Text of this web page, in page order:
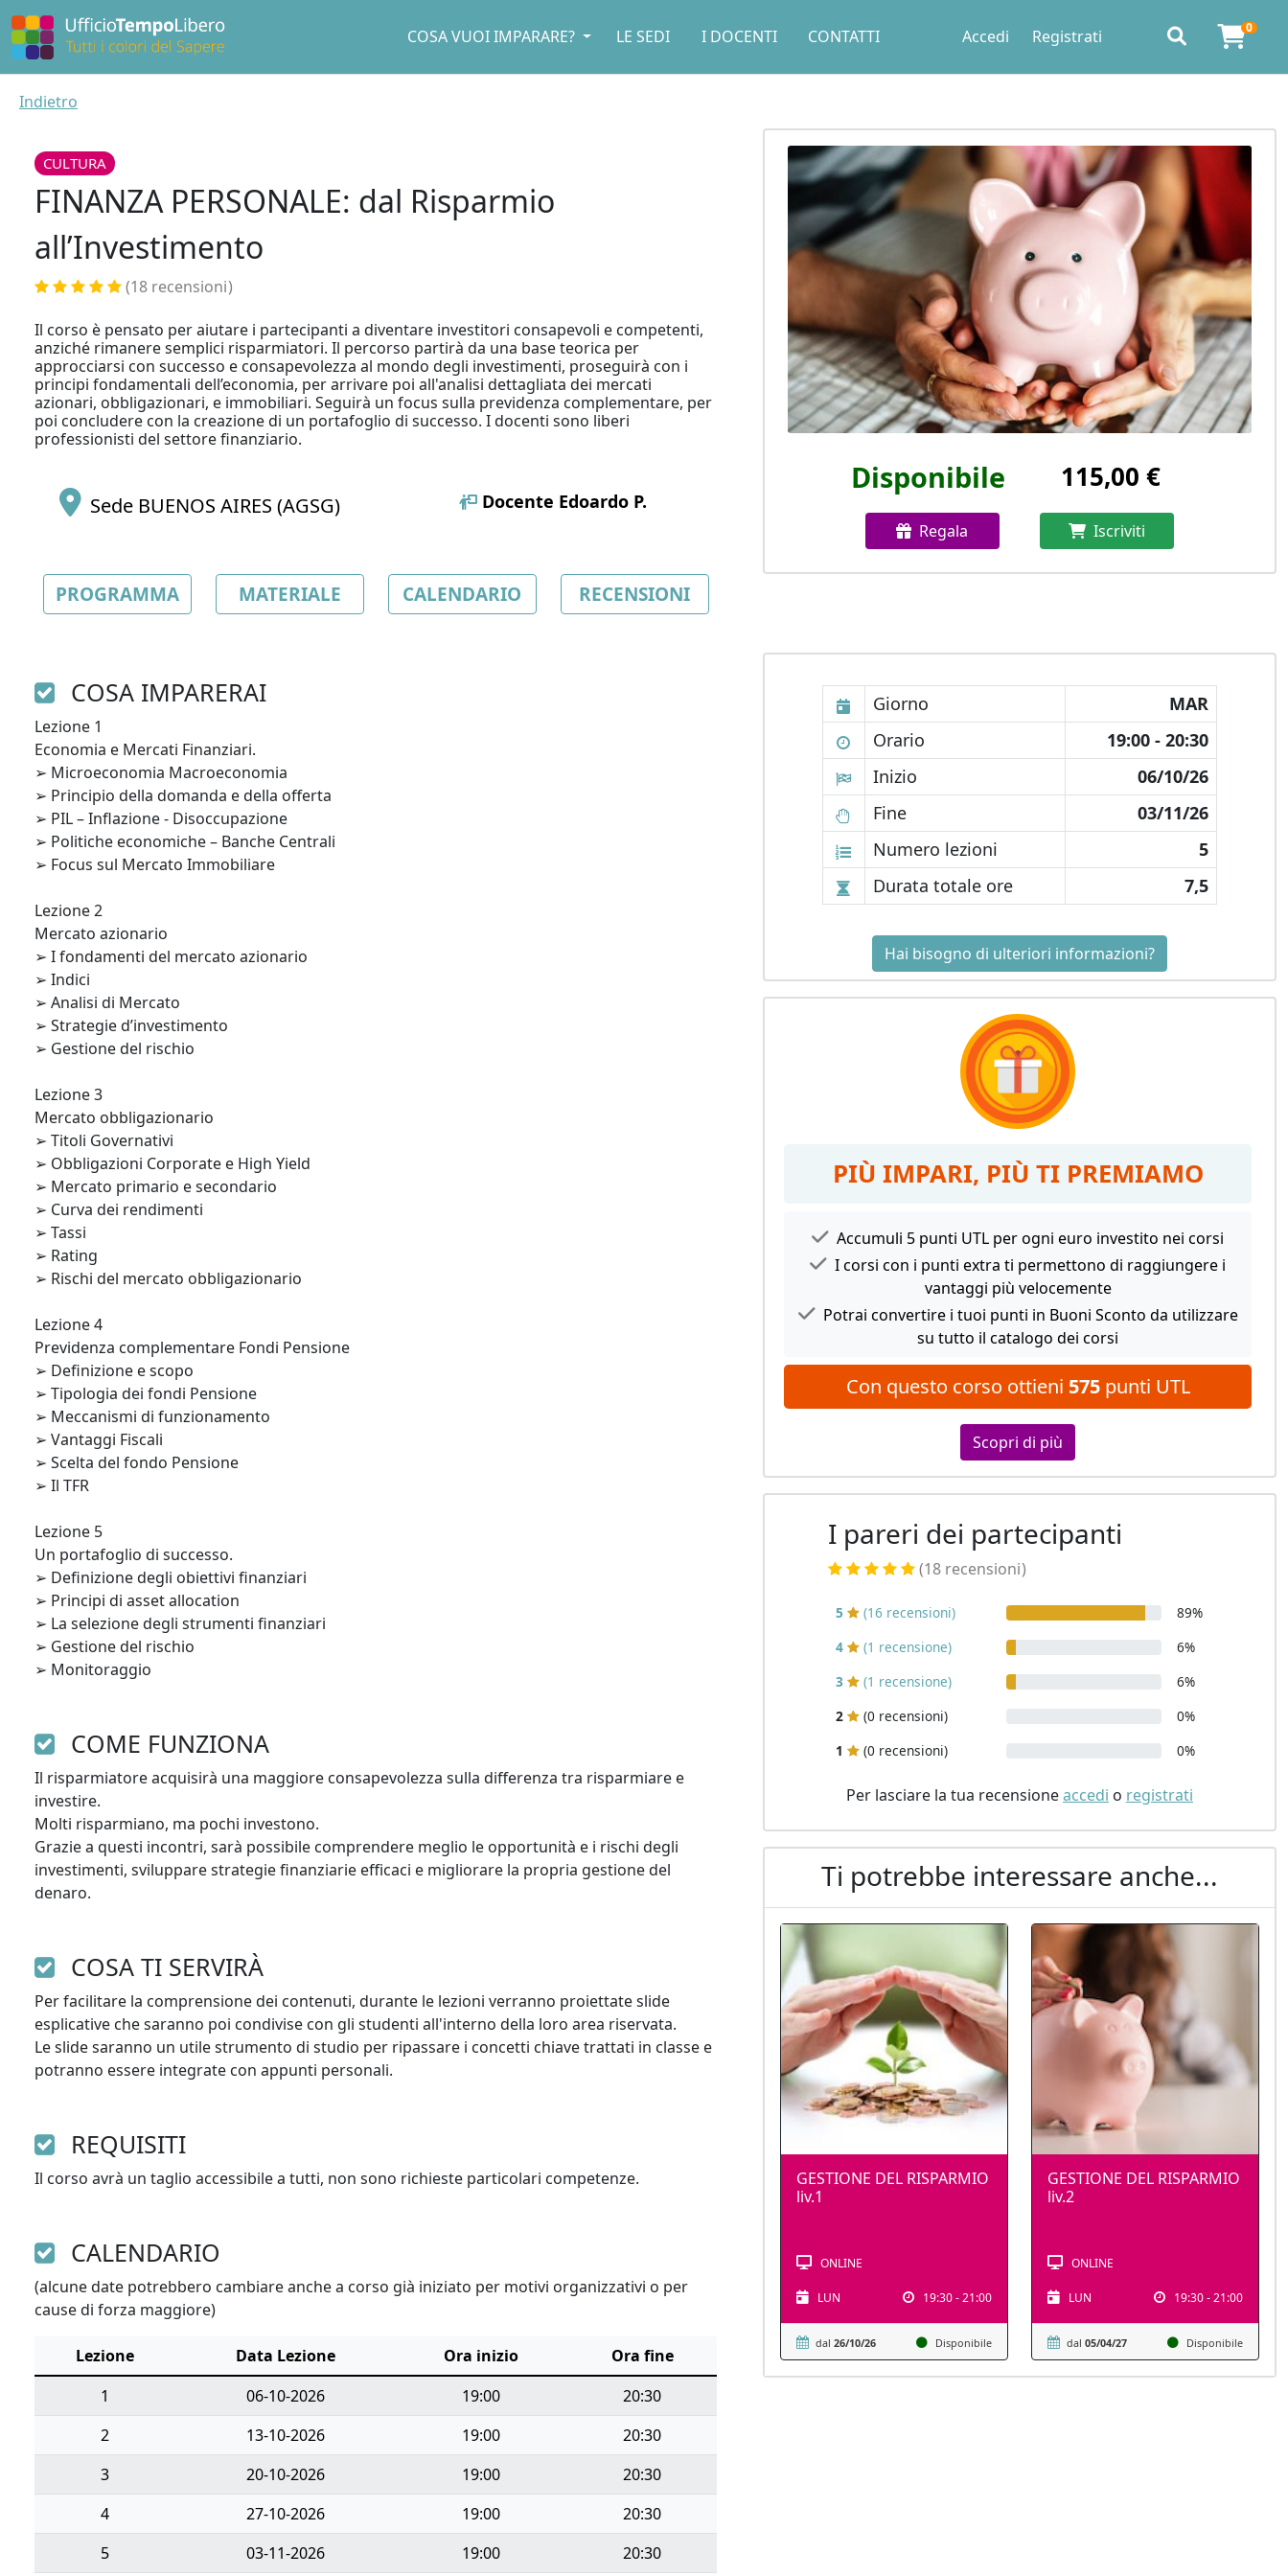
COSA VUOI IMPARARE? LE SEDI I DOCENTI CONTATTI Accedi Registrati 0
Indietro
CULTURA
FINANZA PERSONALE: dal Risparmio
all’Investimento
(18 recensioni)
Il corso è pensato per aiutare i partecipanti a diventare investitori consapevoli e competenti,
anziché rimanere semplici risparmiatori. Il percorso partirà da una base teorica per
approcciarsi con successo e consapevolezza al mondo degli investimenti, proseguirà con i
principi fondamentali dell’economia, per arrivare poi all'analisi dettagliata dei mercati
azionari, obbligazionari, e immobiliari. Seguirà un focus sulla previdenza complementare, per
poi concludere con la creazione di un portafoglio di successo. I docenti sono liberi
professionisti del settore finanziario.
Sede BUENOS AIRES (AGSG) Docente Edoardo P.
PROGRAMMA MATERIALE CALENDARIO RECENSIONI
Disponibile 115,00 €
Regala Iscriviti
COSA IMPARERAI
Lezione 1
Economia e Mercati Finanziari.
➢ Microeconomia Macroeconomia
➢ Principio della domanda e della offerta
➢ PIL – Inflazione - Disoccupazione
➢ Politiche economiche – Banche Centrali
➢ Focus sul Mercato Immobiliare
Lezione 2
Mercato azionario
➢ I fondamenti del mercato azionario
➢ Indici
➢ Analisi di Mercato
➢ Strategie d’investimento
➢ Gestione del rischio
Lezione 3
Mercato obbligazionario
➢ Titoli Governativi
➢ Obbligazioni Corporate e High Yield
➢ Mercato primario e secondario
➢ Curva dei rendimenti
➢ Tassi
➢ Rating
➢ Rischi del mercato obbligazionario
Lezione 4
Previdenza complementare Fondi Pensione
➢ Definizione e scopo
➢ Tipologia dei fondi Pensione
➢ Meccanismi di funzionamento
➢ Vantaggi Fiscali
➢ Scelta del fondo Pensione
➢ Il TFR
Lezione 5
Un portafoglio di successo.
➢ Definizione degli obiettivi finanziari
➢ Principi di asset allocation
➢ La selezione degli strumenti finanziari
➢ Gestione del rischio
➢ Monitoraggio
COME FUNZIONA
Il risparmiatore acquisirà una maggiore consapevolezza sulla differenza tra risparmiare e
investire.
Molti risparmiano, ma pochi investono.
Grazie a questi incontri, sarà possibile comprendere meglio le opportunità e i rischi degli
investimenti, sviluppare strategie finanziarie efficaci e migliorare la propria gestione del
denaro.
COSA TI SERVIRÀ
Per facilitare la comprensione dei contenuti, durante le lezioni verranno proiettate slide
esplicative che saranno poi condivise con gli studenti all'interno della loro area riservata.
Le slide saranno un utile strumento di studio per ripassare i concetti chiave trattati in classe e
potranno essere integrate con appunti personali.
REQUISITI
Il corso avrà un taglio accessibile a tutti, non sono richieste particolari competenze.
CALENDARIO
(alcune date potrebbero cambiare anche a corso già iniziato per motivi organizzativi o per
cause di forza maggiore)
Lezione Data Lezione Ora inizio
Ora fine
1
06-10-2026 19:00
20:30
2
13-10-2026 19:00
20:30
3
20-10-2026 19:00
20:30
4
27-10-2026 19:00
20:30
5
03-11-2026 19:00 20:30
Giorno
MAR
Orario
19:00 - 20:30
Inizio
06/10/26
Fine
03/11/26
Numero lezioni
5
Durata totale ore
7,5
Hai bisogno di ulteriori informazioni?
PIÙ IMPARI, PIÙ TI PREMIAMO
Accumuli 5 punti UTL per ogni euro investito nei corsi
I corsi con i punti extra ti permettono di raggiungere i
vantaggi più velocemente
Potrai convertire i tuoi punti in Buoni Sconto da utilizzare
su tutto il catalogo dei corsi
Con questo corso ottieni 575punti UTL
Scopri di più
I pareri dei partecipanti
(18 recensioni)
5 (16 recensioni)
89%
4
(1 recensione)
6%
3
(1 recensione)
6%
2
(0 recensioni)
0%
1
(0 recensioni) 0%
Per lasciare la tua recensioneaccedi o registrati
Ti potrebbe interessare anche...
GESTIONE DEL RISPARMIO
liv.1
ONLINE
LUN 19:30 - 21:00
dal 26/10/26 Disponibile
GESTIONE DEL RISPARMIO
liv.2
ONLINE
LUN 19:30 - 21:00
dal 05/04/27 Disponibile